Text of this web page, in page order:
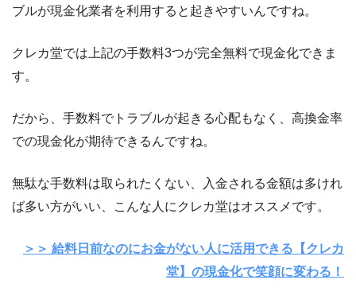
ブルが現金化業者を利用すると起きやすいんですね。
クレカ堂では上記の手数料3つが完全無料で現金化できま
す。
だから、手数料でトラブルが起きる心配もなく、高換金率
での現金化が期待できるんですね。
無駄な手数料は取られたくない、入金される金額は多けれ
ば多い方がいい、こんな人にクレカ堂はオススメです。
＞＞ 給料日前なのにお金がない人に活用できる【クレカ
堂】の現金化で笑顔に変わる！